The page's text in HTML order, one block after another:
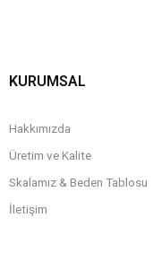
KURUMSAL
Hakkımızda
Üretim ve Kalite
Skalamız & Beden Tablosu
İletişim